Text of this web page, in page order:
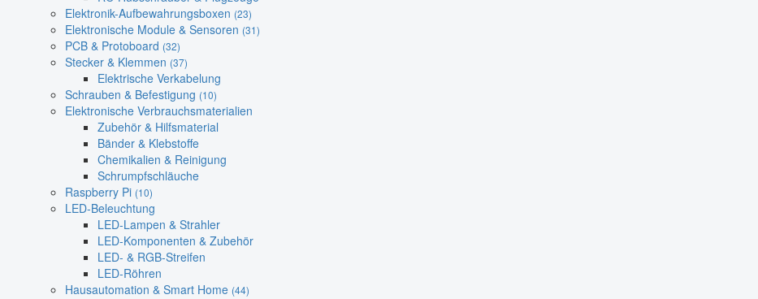
Elektronik-Aufbewahrungsboxen (23)
Elektronische Module & Sensoren (31)
PCB & Protoboard (32)
Stecker & Klemmen (37)
Elektrische Verkabelung
Schrauben & Befestigung (10)
Elektronische Verbrauchsmaterialien
Zubehör & Hilfsmaterial
Bänder & Klebstoffe
Chemikalien & Reinigung
Schrumpfschläuche
Raspberry Pi (10)
LED-Beleuchtung
LED-Lampen & Strahler
LED-Komponenten & Zubehör
LED- & RGB-Streifen
LED-Röhren
Hausautomation & Smart Home (44)